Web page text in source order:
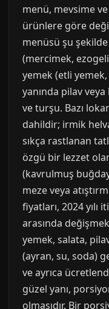
menü, mevsime
ürünlere göre
menüsü şu
(mercimek,
yemek (etli
yanında pilav
ve turşu. Bazı
dahildir; irmik
sıkça rastlanan
özgü bir lezzet
(kavrulmuş
meze veya
fiyatları, 2024 yılı
arasında
yemek, salata,
(ayran, su, soda)
ve ayrıca
güzel yanı,
olmasıdır. Bir